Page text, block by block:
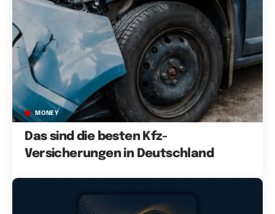
MONEY
Das sind die besten Kfz-
Versicherungen in Deutschland